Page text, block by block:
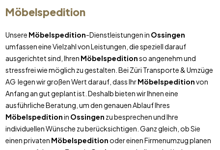
Möbelspedition
Unsere Möbelspedition-Dienstleistungen in Ossingen
umfassen eine Vielzahl von Leistungen, die speziell darauf
ausgerichtet sind, Ihren Möbelspeditionso angenehm und
stressfrei wie möglich zu gestalten. Bei Züri Transporte & Umzüge
AG legen wir großen Wert darauf, dass IhrMöbelspeditionvon
Anfang an gut geplant ist. Deshalb bieten wir Ihnen eine
ausführliche Beratung, um den genauen Ablauf Ihres
Möbelspeditionin Ossingen zu besprechen und Ihre
individuellen Wünsche zu berücksichtigen. Ganz gleich, ob Sie
einen privaten Möbelspeditionoder einen Firmenumzug planen